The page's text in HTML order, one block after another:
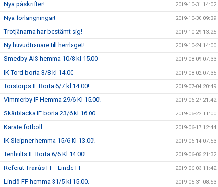
Nya påskrifter! 2019-10-31 14:02
Nya förlängningar! 2019-10-30 09:39
Trotjänarna har bestämt sig! 2019-10-29 13:25
Ny huvudtränare till herrlaget! 2019-10-24 14:00
Smedby AIS hemma 10/8 kl 15.00 2019-08-09 07:33
IK Tord borta 3/8 kl 14.00 2019-08-02 07:35
Torstorps IF Borta 6/7 kl 14.00! 2019-07-04 20:49
Vimmerby IF Hemma 29/6 Kl 15.00! 2019-06-27 21:42
Skärblacka IF borta 23/6 kl 16.00 2019-06-22 11:00
Karate fotboll 2019-06-17 12:44
IK Sleipner hemma 15/6 Kl 13.00! 2019-06-14 07:53
Tenhults IF Borta 6/6 Kl 14.00! 2019-06-05 21:32
Referat Tranås FF - Lindö FF 2019-06-03 11:42
Lindö FF hemma 31/5 kl 15.00. 2019-05-31 08:53